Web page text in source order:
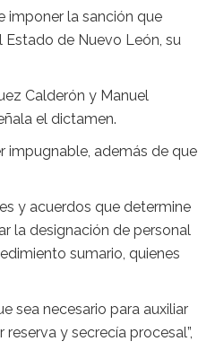
imponer la sanción que
de Nuevo León, su
Calderón y Manuel
el dictamen.
impugnable, además de que
y acuerdos que determine
la designación de personal
sumario, quienes
sea necesario para auxiliar
y secrecía procesal”,